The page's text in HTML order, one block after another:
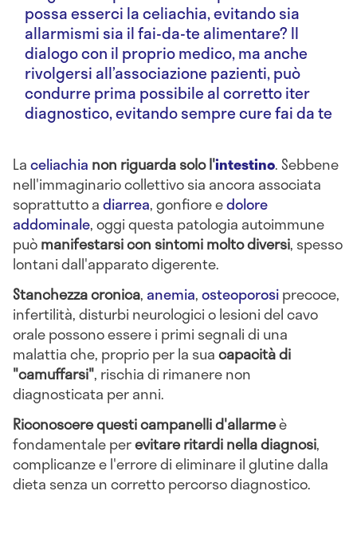
possa esserci la celiachia, evitando sia
allarmismi sia il fai-da-te alimentare? Il
dialogo con il proprio medico, ma anche
rivolgersi all’associazione pazienti, può
condurre prima possibile al corretto iter
diagnostico, evitando sempre cure fai da te
Laceliachia non riguarda solo l'intestino. Sebbene
nell'immaginario collettivo sia ancora associata
soprattutto adiarrea, gonfiore edolore
addominale, oggi questa patologia autoimmune
puòmanifestarsi con sintomi molto diversi, spesso
lontani dall'apparato digerente.
Stanchezza cronica, anemia,osteoporosiprecoce,
infertilità, disturbi neurologici o lesioni del cavo
orale possono essere i primi segnali di una
malattia che, proprio per la suacapacità di
"camuffarsi", rischia di rimanere non
diagnosticata per anni.
Riconoscere questi campanelli d'allarmeè
fondamentale perevitare ritardi nella diagnosi,
complicanze e l'errore di eliminare il glutine dalla
dieta senza un corretto percorso diagnostico.